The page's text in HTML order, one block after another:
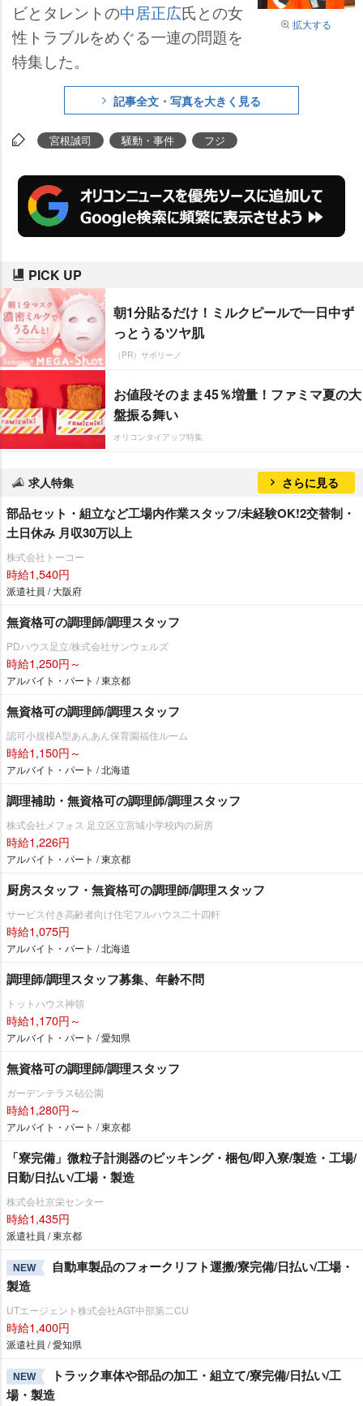
拡大する
ビとタレントの中居正広氏との女
性トラブルをめぐる一連の問題を
特集した。
記事全文・写真を大きく見る
宮根誠司 騒動・事件 フジ
PICK UP
朝1分貼るだけ！ミルクピールで一日中ず
っとうるツヤ肌
（PR）サボリーノ
お値段そのまま45％増量！ファミマ夏の大
盤振る舞い
オリコンタイアップ特集
求人特集 さらに見る
部品セット・組立など工場内作業スタッフ/未経験OK!2交替制・
土日休み 月収30万以上
株式会社トーコー
時給1,540円
派遣社員 / 大阪府
無資格可の調理師/調理スタッフ
PDハウス足立/株式会社サンウェルズ
時給1,250円～
アルバイト・パート / 東京都
無資格可の調理師/調理スタッフ
認可小規模A型あんあん保育園福住ルーム
時給1,150円～
アルバイト・パート / 北海道
調理補助・無資格可の調理師/調理スタッフ
株式会社メフォス 足立区立宮城小学校内の厨房
時給1,226円
アルバイト・パート / 東京都
厨房スタッフ・無資格可の調理師/調理スタッフ
サービス付き高齢者向け住宅フルハウス二十四軒
時給1,075円
アルバイト・パート / 北海道
調理師/調理スタッフ募集、年齢不問
トットハウス神領
時給1,170円～
アルバイト・パート / 愛知県
無資格可の調理師/調理スタッフ
ガーデンテラス砧公園
時給1,280円～
アルバイト・パート / 東京都
「寮完備」微粒子計測器のピッキング・梱包/即入寮/製造・工場/
日勤/日払い/工場・製造
株式会社京栄センター
時給1,435円
派遣社員 / 東京都
NEW
自動車製品のフォークリフト運搬/寮完備/日払い/工場・
製造
UTエージェント株式会社AGT中部第二CU
時給1,400円
派遣社員 / 愛知県
NEW
トラック車体や部品の加工・組立て/寮完備/日払い/工
場・製造